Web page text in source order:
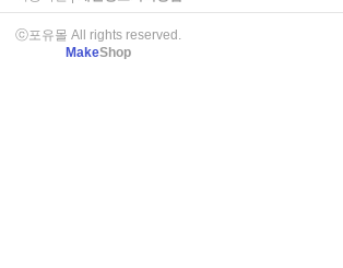
ⓒ포유몰 All rights reserved.
MakeShop